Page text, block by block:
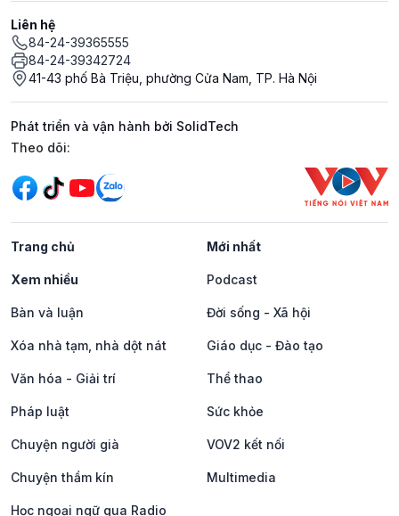
Liên hệ
84-24-39365555
84-24-39342724
41-43 phố Bà Triệu, phường Cửa Nam, TP. Hà Nội
Phát triển và vận hành bởi SolidTech
Mạng xã hội
Theo dõi:
Trang chủ Mới nhất
Xem nhiều Podcast
Bàn và luận Đời sống - Xã hội
Xóa nhà tạm, nhà dột nát Giáo dục - Đào tạo
Văn hóa - Giải trí Thể thao
Pháp luật Sức khỏe
Chuyện người già VOV2 kết nối
Chuyện thầm kín Multimedia
Học ngoại ngữ qua Radio